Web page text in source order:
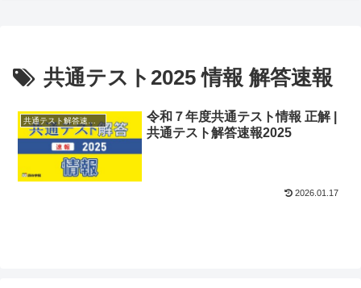
共通テスト2025 情報 解答速報
共通テスト解答速報2025
令和７年度共通テスト情報 正解 |
共通テスト解答速報2025
2026.01.17